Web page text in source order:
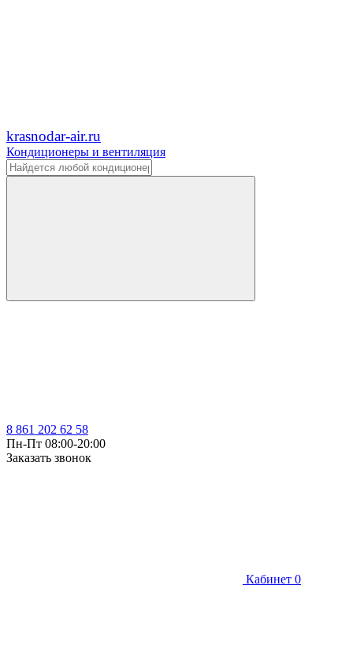
krasnodar-air.ru
Кондиционеры и вентиляция
8 861 202 62 58
Пн-Пт 08:00-20:00
Заказать звонок
Кабинет 0